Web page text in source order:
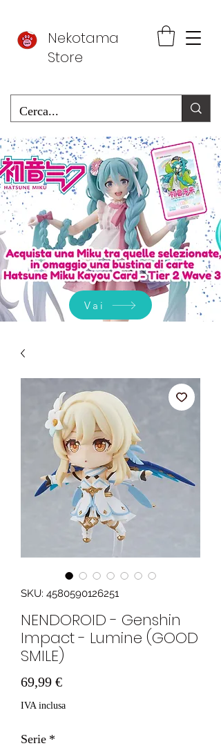
Nekotama
Store
Vai
SKU: 4580590126251
NENDOROID - Genshin
Impact - Lumine (GOOD
SMILE)
69,99 €Prezzo
IVA inclusa
Serie *